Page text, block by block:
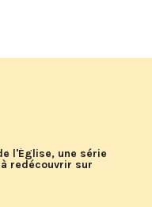
l'Église, une série
redécouvrir sur